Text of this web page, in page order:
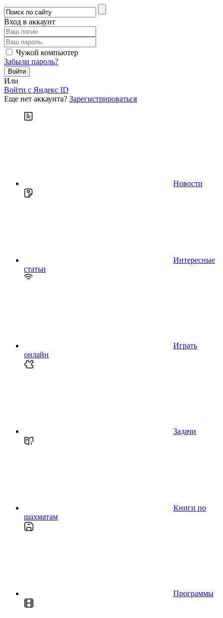
Вход в аккаунт
Чужой компьютер
Забыли пароль?
Или
Войти c Яндекс ID
Еще нет аккаунта? Зарегистрироваться
Новости
Интересные
статьи
Играть
онлайн
Задачи
Книги по
шахматам
Программы